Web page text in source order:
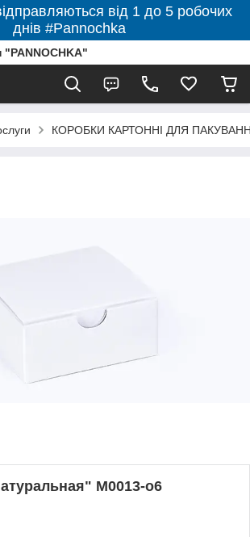
від 1 до 5 робочих
днів #Pannochka
"PANNOCHKA"
КОРОБКИ КАРТОННІ ДЛЯ ПАКУВАННЯ
М0013-о6